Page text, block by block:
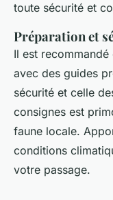
toute sécurité et
Préparation et
Il est
avec des guides
sécurité et celle
consignes est
faune locale.
conditions
votre passage.